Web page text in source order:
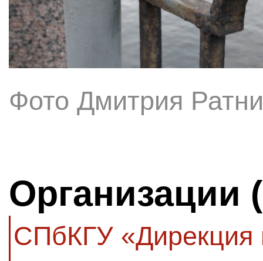
Фото Дмитрия
Организации
СПбКГУ «Дирекция